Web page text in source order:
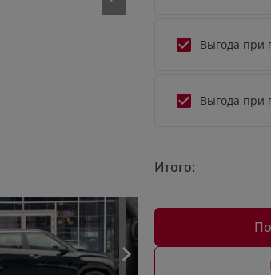
Выгода при
Выгода при
Итого: